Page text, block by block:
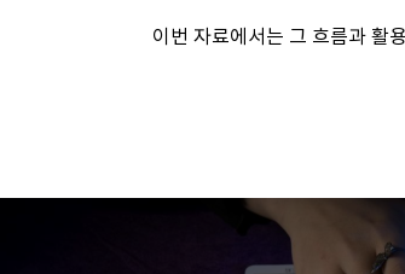
이번 자료에서는 그 흐름과 활